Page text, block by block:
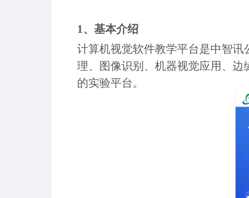
1、基本介绍
计算机视觉软件教学平台是中智
理、图像识别、机器视觉应用、
的实验平台。